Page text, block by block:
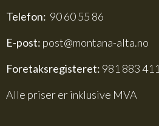
Telefon: 90 60 55 86
E-post: post@montana-alta.no
Foretaksregisteret: 981 883 411
Alle priser er inklusive MVA